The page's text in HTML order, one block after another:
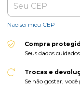
Não sei meu CEP
Compra
Seus dados
Trocas e
Se não gostar,